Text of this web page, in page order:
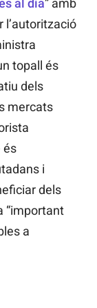
al dia” amb
l’autorització
topall és
dels
mercats
és
i
dels
“important
a